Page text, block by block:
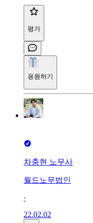
평가
응원하기
차충현 노무사
월드노무법인
∙
22.02.02